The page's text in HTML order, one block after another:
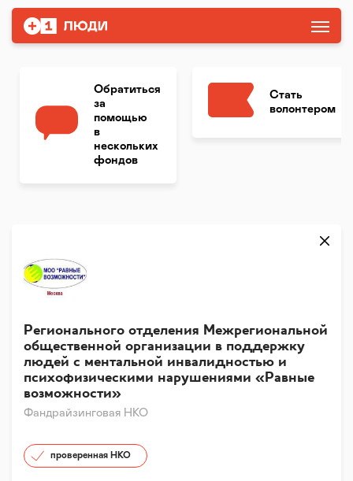
Обратиться
за
помощью
в
нескольких
фондов
Стать
волонтером
Фандрайзинговая НКО
Регионального отделения Межрегиональной
общественной организации в поддержку
людей с ментальной инвалидностью и
психофизическими нарушениями «Равные
возможности»
проверенная НКО